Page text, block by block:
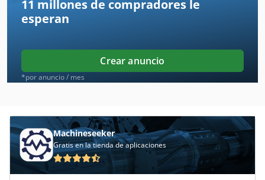
Amazone Dl 275
Amazone Ed 451 K
Amazone Ed 601 K
Amazone Ed 602 K
Amazone Kg 3000
Amazone Kg 4000
Amazone Ug 2200
11 millones de compradores le
esperan
Crear anuncio
*por anuncio / mes
Machineseeker
Gratis en la tienda de aplicaciones